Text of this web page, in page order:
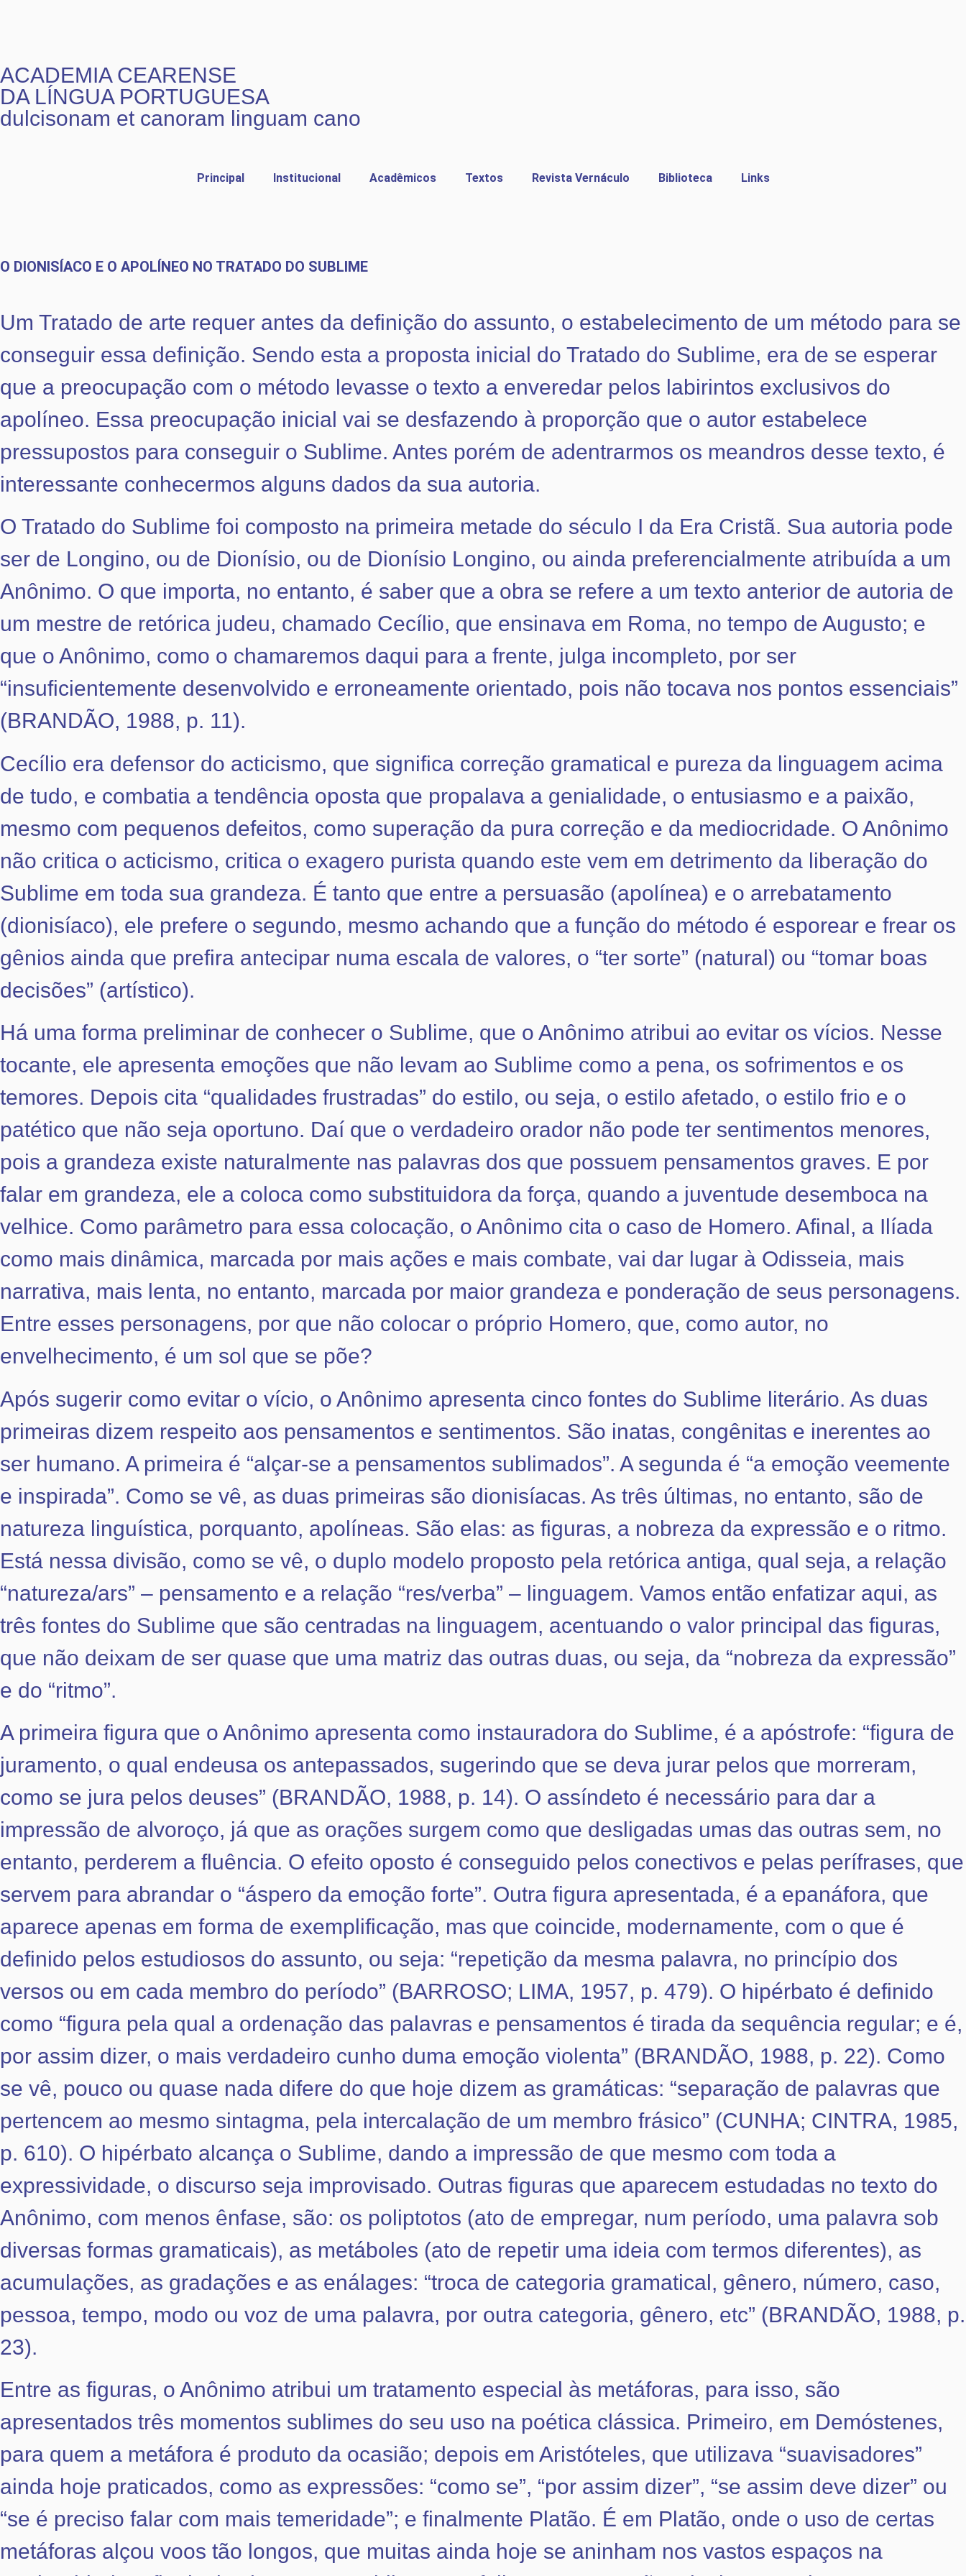
ACADEMIA CEARENSE
DA LÍNGUA PORTUGUESA
dulcisonam et canoram linguam cano
Principal Institucional Acadêmicos Textos Revista Vernáculo Biblioteca Links
O DIONISÍACO E O APOLÍNEO NO TRATADO DO SUBLIME
Um Tratado de arte requer antes da definição do assunto, o estabelecimento de um método para se
conseguir essa definição. Sendo esta a proposta inicial do Tratado do Sublime, era de se esperar
que a preocupação com o método levasse o texto a enveredar pelos labirintos exclusivos do
apolíneo. Essa preocupação inicial vai se desfazendo à proporção que o autor estabelece
pressupostos para conseguir o Sublime. Antes porém de adentrarmos os meandros desse texto, é
interessante conhecermos alguns dados da sua autoria.
O Tratado do Sublime foi composto na primeira metade do século I da Era Cristã. Sua autoria pode
ser de Longino, ou de Dionísio, ou de Dionísio Longino, ou ainda preferencialmente atribuída a um
Anônimo. O que importa, no entanto, é saber que a obra se refere a um texto anterior de autoria de
um mestre de retórica judeu, chamado Cecílio, que ensinava em Roma, no tempo de Augusto; e
que o Anônimo, como o chamaremos daqui para a frente, julga incompleto, por ser
“insuficientemente desenvolvido e erroneamente orientado, pois não tocava nos pontos essenciais”
(BRANDÃO, 1988, p. 11).
Cecílio era defensor do acticismo, que significa correção gramatical e pureza da linguagem acima
de tudo, e combatia a tendência oposta que propalava a genialidade, o entusiasmo e a paixão,
mesmo com pequenos defeitos, como superação da pura correção e da mediocridade. O Anônimo
não critica o acticismo, critica o exagero purista quando este vem em detrimento da liberação do
Sublime em toda sua grandeza. É tanto que entre a persuasão (apolínea) e o arrebatamento
(dionisíaco), ele prefere o segundo, mesmo achando que a função do método é esporear e frear os
gênios ainda que prefira antecipar numa escala de valores, o “ter sorte” (natural) ou “tomar boas
decisões” (artístico).
Há uma forma preliminar de conhecer o Sublime, que o Anônimo atribui ao evitar os vícios. Nesse
tocante, ele apresenta emoções que não levam ao Sublime como a pena, os sofrimentos e os
temores. Depois cita “qualidades frustradas” do estilo, ou seja, o estilo afetado, o estilo frio e o
patético que não seja oportuno. Daí que o verdadeiro orador não pode ter sentimentos menores,
pois a grandeza existe naturalmente nas palavras dos que possuem pensamentos graves. E por
falar em grandeza, ele a coloca como substituidora da força, quando a juventude desemboca na
velhice. Como parâmetro para essa colocação, o Anônimo cita o caso de Homero. Afinal, a Ilíada
como mais dinâmica, marcada por mais ações e mais combate, vai dar lugar à Odisseia, mais
narrativa, mais lenta, no entanto, marcada por maior grandeza e ponderação de seus personagens.
Entre esses personagens, por que não colocar o próprio Homero, que, como autor, no
envelhecimento, é um sol que se põe?
Após sugerir como evitar o vício, o Anônimo apresenta cinco fontes do Sublime literário. As duas
primeiras dizem respeito aos pensamentos e sentimentos. São inatas, congênitas e inerentes ao
ser humano. A primeira é “alçar-se a pensamentos sublimados”. A segunda é “a emoção veemente
e inspirada”. Como se vê, as duas primeiras são dionisíacas. As três últimas, no entanto, são de
natureza linguística, porquanto, apolíneas. São elas: as figuras, a nobreza da expressão e o ritmo.
Está nessa divisão, como se vê, o duplo modelo proposto pela retórica antiga, qual seja, a relação
“natureza/ars” – pensamento e a relação “res/verba” – linguagem. Vamos então enfatizar aqui, as
três fontes do Sublime que são centradas na linguagem, acentuando o valor principal das figuras,
que não deixam de ser quase que uma matriz das outras duas, ou seja, da “nobreza da expressão”
e do “ritmo”.
A primeira figura que o Anônimo apresenta como instauradora do Sublime, é a apóstrofe: “figura de
juramento, o qual endeusa os antepassados, sugerindo que se deva jurar pelos que morreram,
como se jura pelos deuses” (BRANDÃO, 1988, p. 14). O assíndeto é necessário para dar a
impressão de alvoroço, já que as orações surgem como que desligadas umas das outras sem, no
entanto, perderem a fluência. O efeito oposto é conseguido pelos conectivos e pelas perífrases, que
servem para abrandar o “áspero da emoção forte”. Outra figura apresentada, é a epanáfora, que
aparece apenas em forma de exemplificação, mas que coincide, modernamente, com o que é
definido pelos estudiosos do assunto, ou seja: “repetição da mesma palavra, no princípio dos
versos ou em cada membro do período” (BARROSO; LIMA, 1957, p. 479). O hipérbato é definido
como “figura pela qual a ordenação das palavras e pensamentos é tirada da sequência regular; e é,
por assim dizer, o mais verdadeiro cunho duma emoção violenta” (BRANDÃO, 1988, p. 22). Como
se vê, pouco ou quase nada difere do que hoje dizem as gramáticas: “separação de palavras que
pertencem ao mesmo sintagma, pela intercalação de um membro frásico” (CUNHA; CINTRA, 1985,
p. 610). O hipérbato alcança o Sublime, dando a impressão de que mesmo com toda a
expressividade, o discurso seja improvisado. Outras figuras que aparecem estudadas no texto do
Anônimo, com menos ênfase, são: os poliptotos (ato de empregar, num período, uma palavra sob
diversas formas gramaticais), as metáboles (ato de repetir uma ideia com termos diferentes), as
acumulações, as gradações e as enálages: “troca de categoria gramatical, gênero, número, caso,
pessoa, tempo, modo ou voz de uma palavra, por outra categoria, gênero, etc” (BRANDÃO, 1988, p.
23).
Entre as figuras, o Anônimo atribui um tratamento especial às metáforas, para isso, são
apresentados três momentos sublimes do seu uso na poética clássica. Primeiro, em Demóstenes,
para quem a metáfora é produto da ocasião; depois em Aristóteles, que utilizava “suavisadores”
ainda hoje praticados, como as expressões: “como se”, “por assim dizer”, “se assim deve dizer” ou
“se é preciso falar com mais temeridade”; e finalmente Platão. É em Platão, onde o uso de certas
metáforas alçou voos tão longos, que muitas ainda hoje se aninham nos vastos espaços na